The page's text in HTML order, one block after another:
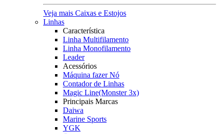
Veja mais Caixas e Estojos
Linhas
Característica
Linha Multifilamento
Linha Monofilamento
Leader
Acessórios
Máquina fazer Nó
Contador de Linhas
Magic Line(Monster 3x)
Principais Marcas
Daiwa
Marine Sports
YGK